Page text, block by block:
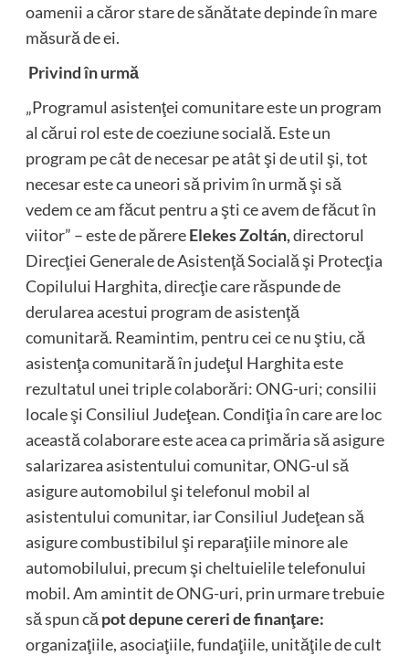
oamenii a căror stare de sănătate depinde în mare
măsură de ei.
Privind în urmă
„Programul asistenţei comunitare este un program
al cărui rol este de coeziune socială. Este un
program pe cât de necesar pe atât şi de util şi, tot
necesar este ca uneori să privim în urmă şi să
vedem ce am făcut pentru a şti ce avem de făcut în
viitor” – este de părereElekes Zoltán,directorul
Direcţiei Generale de Asistenţă Socială şi Protecţia
Copilului Harghita, direcţie care răspunde de
derularea acestui program de asistenţă
comunitară. Reamintim, pentru cei ce nu ştiu, că
asistenţa comunitară în judeţul Harghita este
rezultatul unei triple colaborări: ONG-uri; consilii
locale şi Consiliul Judeţean. Condiţia în care are loc
această colaborare este acea ca primăria să asigure
salarizarea asistentului comunitar, ONG-ul să
asigure automobilul şi telefonul mobil al
asistentului comunitar, iar Consiliul Judeţean să
asigure combustibilul şi reparaţiile minore ale
automobilului, precum şi cheltuielile telefonului
mobil. Am amintit de ONG-uri, prin urmare trebuie
să spun că pot depune cereri de finanţare:
organizaţiile, asociaţiile, fundaţiile, unităţile de cult